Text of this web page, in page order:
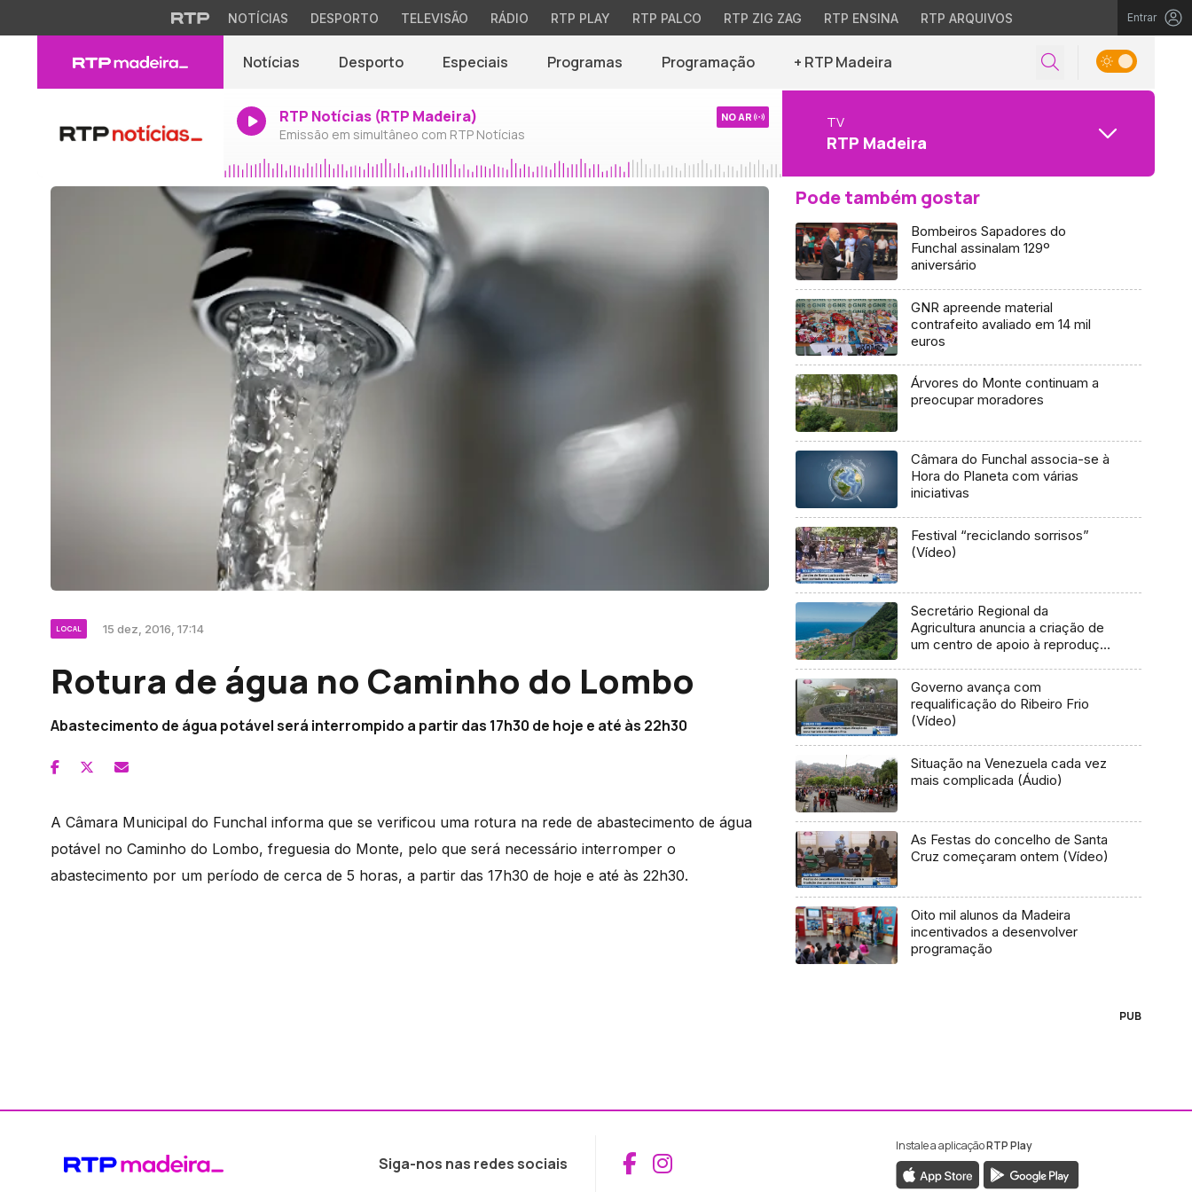
NOTÍCIAS DESPORTO TELEVISÃO RÁDIO RTP PLAY RTP PALCO RTP ZIG ZAG RTP ENSINA RTP ARQUIVOS Entrar
Notícias Desporto Especiais Programas Programação + RTP Madeira
RTP Notícias (RTP Madeira)
Emissão em simultâneo com RTP Notícias
NO AR TV
RTP Madeira
LOCAL 15 dez, 2016, 17:14
Rotura de água no Caminho do Lombo
Abastecimento de água potável será interrompido a partir das 17h30 de hoje e até às 22h30
A Câmara Municipal do Funchal informa que se verificou uma rotura na rede de abastecimento de água
potável no Caminho do Lombo, freguesia do Monte, pelo que será necessário interromper o
abastecimento por um período de cerca de 5 horas, a partir das 17h30 de hoje e até às 22h30.
Pode também gostar
Bombeiros Sapadores do
Funchal assinalam 129º
aniversário
GNR apreende material
contrafeito avaliado em 14 mil
euros
Árvores do Monte continuam a
preocupar moradores
Câmara do Funchal associa-se à
Hora do Planeta com várias
iniciativas
Festival “reciclando sorrisos”
(Vídeo)
Secretário Regional da
Agricultura anuncia a criação de
um centro de apoio à reprodução
Governo avança com
requalificação do Ribeiro Frio
(Vídeo)
Situação na Venezuela cada vez
mais complicada (Áudio)
As Festas do concelho de Santa
Cruz começaram ontem (Vídeo)
Oito mil alunos da Madeira
incentivados a desenvolver
programação
PUB
Siga-nos nas redes sociais Aceder ao Facebook da RTP Madeira
Aceder ao Instagram da RTP Madeira
Instale a aplicaçãoRTP Play